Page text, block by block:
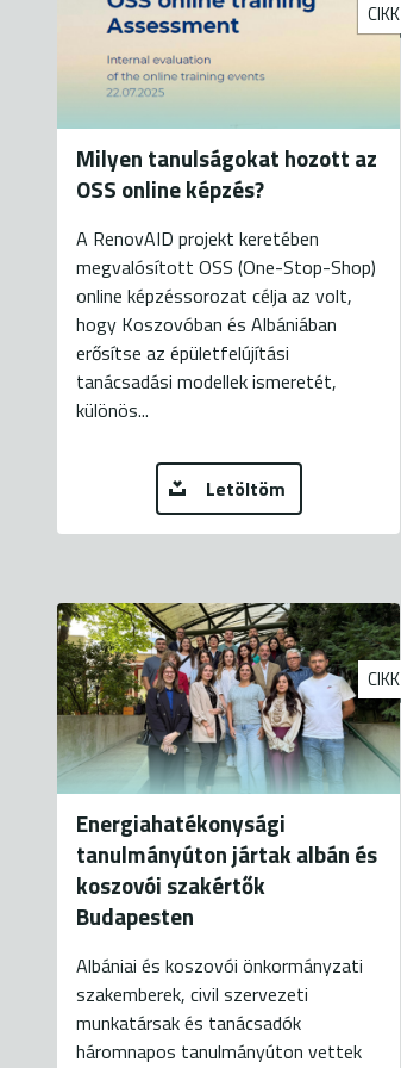
CIKK
Milyen tanulságokat hozott az
OSS online képzés?
A RenovAID projekt keretében
megvalósított OSS (One-Stop-Shop)
online képzéssorozat célja az volt,
hogy Koszovóban és Albániában
erősítse az épületfelújítási
tanácsadási modellek ismeretét,
különös...
Letöltöm
CIKK
Energiahatékonysági
tanulmányúton jártak albán és
koszovói szakértők
Budapesten
Albániai és koszovói önkormányzati
szakemberek, civil szervezeti
munkatársak és tanácsadók
háromnapos tanulmányúton vettek